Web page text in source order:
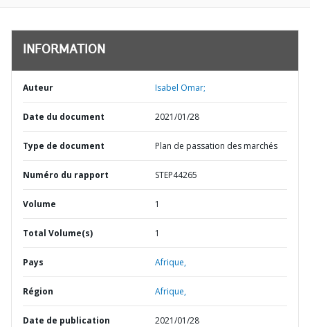
INFORMATION
Auteur Isabel Omar;
Date du document 2021/01/28
Type de document Plan de passation des marchés
Numéro du rapport STEP44265
Volume 1
Total Volume(s) 1
Pays Afrique,
Région Afrique,
Date de publication 2021/01/28